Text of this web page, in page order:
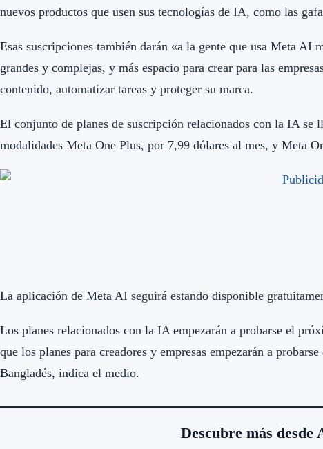
nuevos productos que usen sus tecnologías de IA, como las
Esas suscripciones también darán «a la gente que usa Meta AI
grandes y complejas, y más espacio para crear para las
contenido, automatizar tareas y proteger su marca.
El conjunto de planes de suscripción relacionados con la IA se
modalidades Meta One Plus, por 7,99 dólares al mes, y Meta
La aplicación de Meta AI seguirá estando disponible
Los planes relacionados con la IA empezarán a probarse el
que los planes para creadores y empresas empezarán a
Bangladés, indica el medio.
Descubre más desde